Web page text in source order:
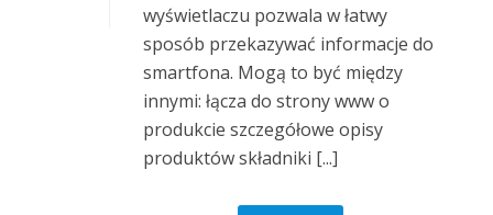
wyświetlaczu pozwala w łatwy
sposób przekazywać informacje do
smartfona. Mogą to być między
innymi: łącza do strony www o
produkcie szczegółowe opisy
produktów składniki [...]